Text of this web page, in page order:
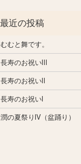
むむと舞です。
長寿のお祝いⅢ
長寿のお祝いⅡ
長寿のお祝いⅠ
潤の夏祭りⅣ（盆踊り）